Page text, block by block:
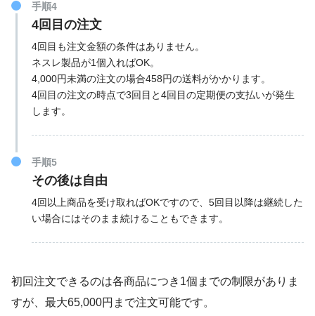
手順4
4回目の注文
4回目も注文金額の条件はありません。
ネスレ製品が1個入ればOK。
4,000円未満の注文の場合458円の送料がかかります。
4回目の注文の時点で3回目と4回目の定期便の支払いが発生
します。
手順5
その後は自由
4回以上商品を受け取ればOKですので、5回目以降は継続した
い場合にはそのまま続けることもできます。
初回注文できるのは各商品につき1個までの制限がありま
すが、最大65,000円まで注文可能です。